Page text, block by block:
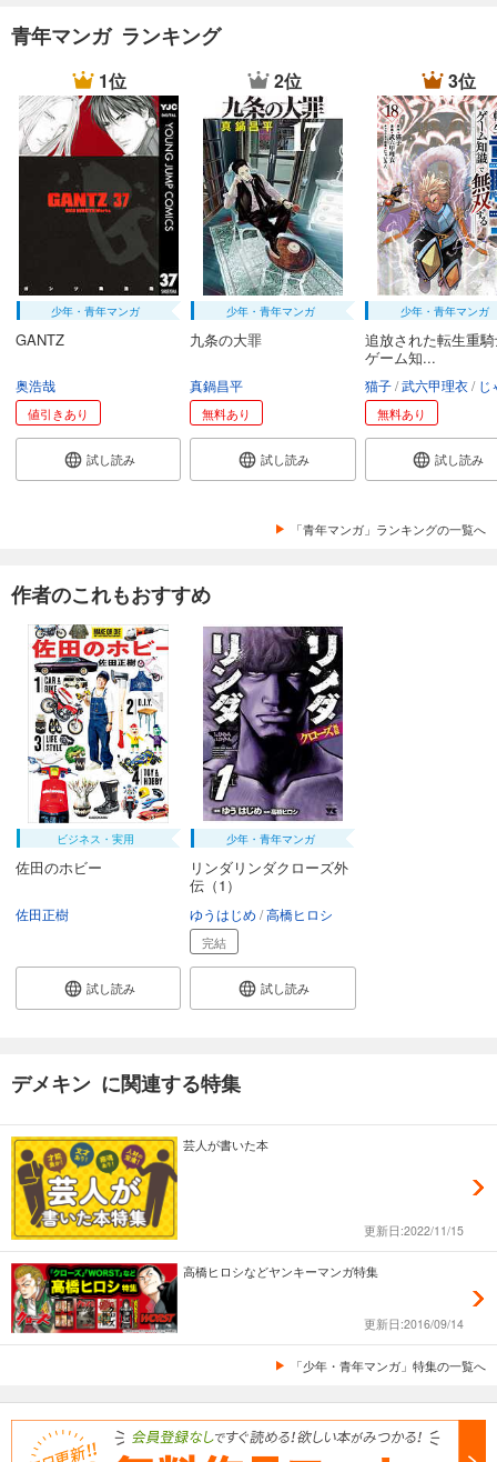
試し読み
あらすじを表示する
デメキン 31
704 円 (税込)
カート
試し読み
あらすじを表示する
デメキン 32
カート
試し読み
あらすじを表示する
デメキン 33
あらすじを表示する
デメキン 34
704円 (税込)
あらすじを表示する
デメキン 35
726円 (税込)
デメキン 36
726円 (税込)
デメキン 37
770
あらすじを表示する
デメキン 38
770円 (税込)
デメキン 39
869 円 (税込)
青年マンガ ランキング
1位
少年・青年マンガ
GANTZ
奥浩哉
値引きあり
試し読み
2位
少年・青年マンガ
九条の大罪
真鍋昌平
無料あり
試し読み
3位
少年・青年マンガ
追放された転生重
ゲーム知...
猫子 武六甲理衣 じゃ
無料あり
試し読み
「青年マンガ」ランキングの一覧へ
作者のこれもおすすめ
ビジネス・実用
佐田のホビー
佐田正樹
試し読み
少年・青年マンガ
リンダリンダクローズ外
伝（1）
ゆうはじめ 高橋ヒロシ
完結
試し読み
デメキン に関連する特集
芸人が書いた本
更新日:2022/11/15
高橋ヒロシなどヤンキーマンガ特集
更新日:2016/09/14
「少年・青年マンガ」特集の一覧へ